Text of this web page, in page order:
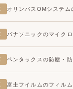
オリンパスOMシステ
パナソニックのマイク
ペンタックスの防塵・
富士フイルムのフィル